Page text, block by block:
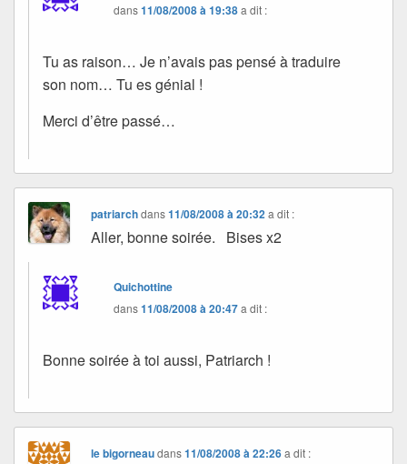
dans11/08/2008 à 19:38a dit :
Tu as raison… Je n’avais pas pensé à traduire
son nom… Tu es génial !
Merci d’être passé…
patriarchdans11/08/2008 à 20:32 a dit :
Aller, bonne soirée. Bises x2
Quichottine
dans11/08/2008 à 20:47a dit :
Bonne soirée à toi aussi, Patriarch !
le bigorneaudans11/08/2008 à 22:26 a dit :